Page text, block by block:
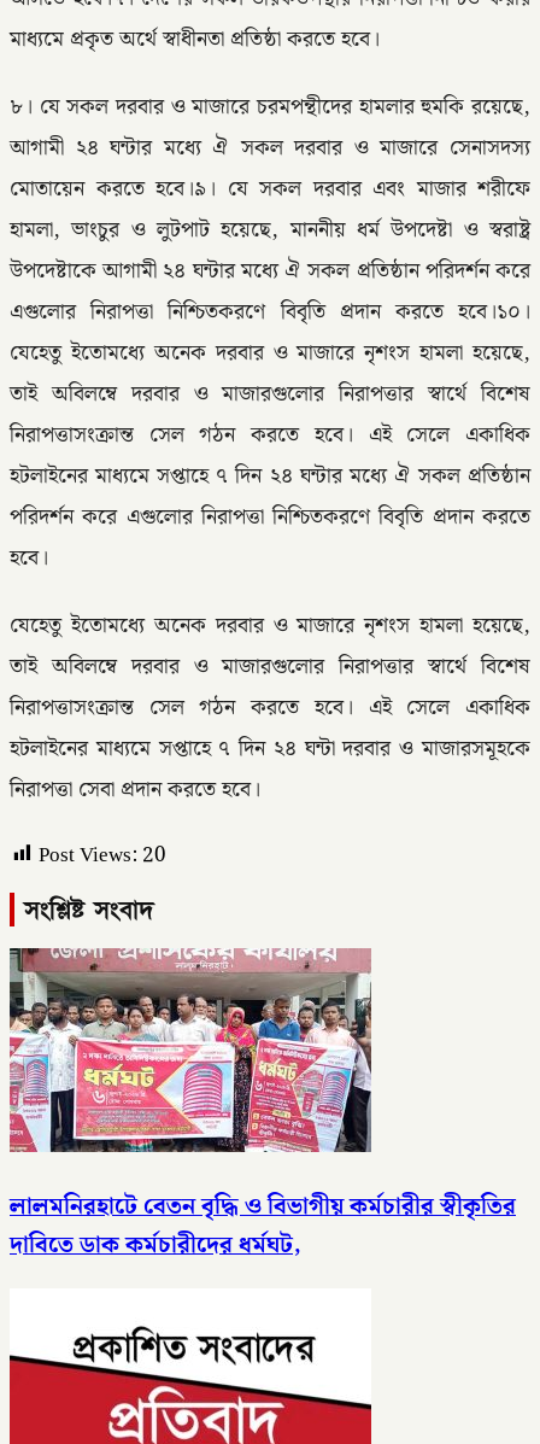
মাধ্যমে প্রকৃত অর্থে স্বাধীনতা প্রতিষ্ঠা করতে হবে।
৮। যে সকল দরবার ও মাজারে চরমপন্থীদের হামলার হুমকি রয়েছে,
আগামী ২৪ ঘন্টার মধ্যে ঐ সকল দরবার ও মাজারে সেনাসদস্য
মোতায়েন করতে হবে।৯। যে সকল দরবার এবং মাজার শরীফে
হামলা, ভাংচুর ও লুটপাট হয়েছে, মাননীয় ধর্ম উপদেষ্টা ও স্বরাষ্ট্র
উপদেষ্টাকে আগামী ২৪ ঘন্টার মধ্যে ঐ সকল প্রতিষ্ঠান পরিদর্শন করে
এগুলোর নিরাপত্তা নিশ্চিতকরণে বিবৃতি প্রদান করতে হবে।১০।
যেহেতু ইতোমধ্যে অনেক দরবার ও মাজারে নৃশংস হামলা হয়েছে,
তাই অবিলম্বে দরবার ও মাজারগুলোর নিরাপত্তার স্বার্থে বিশেষ
নিরাপত্তাসংক্রান্ত সেল গঠন করতে হবে। এই সেলে একাধিক
হটলাইনের মাধ্যমে সপ্তাহে ৭ দিন ২৪ ঘন্টার মধ্যে ঐ সকল প্রতিষ্ঠান
পরিদর্শন করে এগুলোর নিরাপত্তা নিশ্চিতকরণে বিবৃতি প্রদান করতে
হবে।
যেহেতু ইতোমধ্যে অনেক দরবার ও মাজারে নৃশংস হামলা হয়েছে,
তাই অবিলম্বে দরবার ও মাজারগুলোর নিরাপত্তার স্বার্থে বিশেষ
নিরাপত্তাসংক্রান্ত সেল গঠন করতে হবে। এই সেলে একাধিক
হটলাইনের মাধ্যমে সপ্তাহে ৭ দিন ২৪ ঘন্টা দরবার ও মাজারসমূহকে
নিরাপত্তা সেবা প্রদান করতে হবে।
Post Views: 20
সংশ্লিষ্ট সংবাদ
লালমনিরহাটে বেতন বৃদ্ধি ও বিভাগীয় কর্মচারীর স্বীকৃতির
দাবিতে ডাক কর্মচারীদের ধর্মঘট,